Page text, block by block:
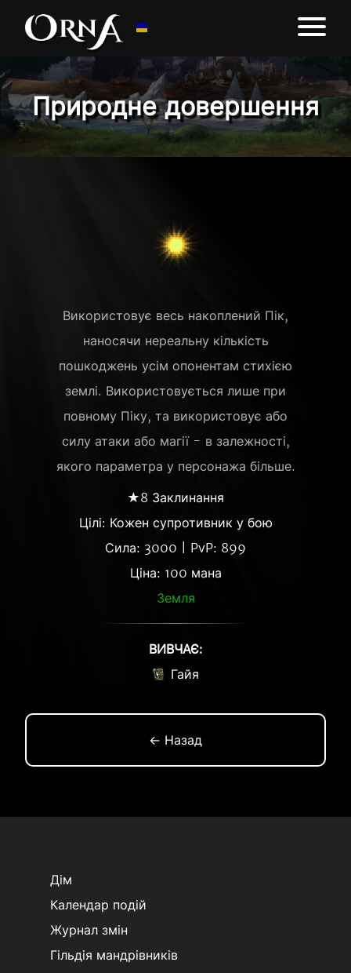
Природне довершення
Використовує весь накоплений Пік,
наносячи нереальну кількість
пошкоджень усім опонентам стихією
землі. Використовується лише при
повному Піку, та використовує або
силу атаки або магії - в залежності,
якого параметра у персонажа більше.
★8 Заклинання
Цілі: Кожен супротивник у бою
Сила: 3000 | PvP: 899
Ціна: 100 мана
Земля
ВИВЧАЄ:
Гайя
← Назад
Дім
Календар подій
Журнал змін
Гільдія мандрівників